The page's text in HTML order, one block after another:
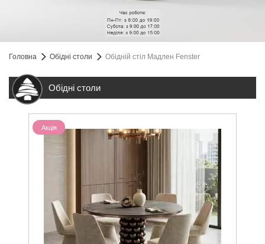
Головна Обідні столи Обідній стіл Мадлен Fenster
Обідні столи
Акція